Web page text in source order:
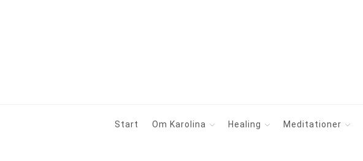
Start Om Karolina Healing Meditationer